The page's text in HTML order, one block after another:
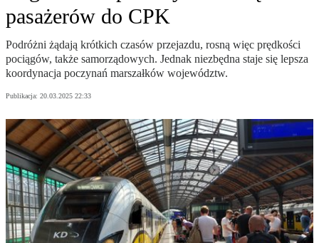
pasażerów do CPK
Podróżni żądają krótkich czasów przejazdu, rosną więc prędkości
pociągów, także samorządowych. Jednak niezbędna staje się lepsza
koordynacja poczynań marszałków województw.
Publikacja: 20.03.2025 22:33